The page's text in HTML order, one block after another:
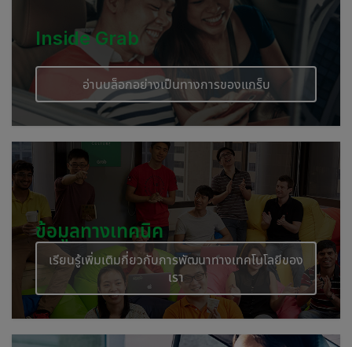
Inside Grab
อ่านบล็อกอย่างเป็นทางการของแกร็บ
ข้อมูลทางเทคนิค
เรียนรู้เพิ่มเติมกี่ยวกับการพัฒนาทางเทคโนโลยีของ
เรา